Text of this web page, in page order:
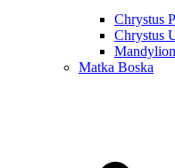
Chrystus
Chrystus
Mandylion
Matka Boska